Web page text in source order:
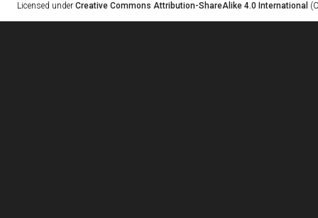
Licensed under Creative Commons Attribution-ShareAlike 4.0 International